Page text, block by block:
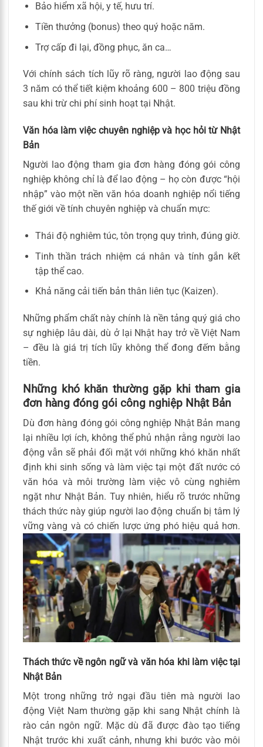
Bảo hiểm xã hội, y tế, hưu trí.
Tiền thưởng (bonus) theo quý hoặc năm.
Trợ cấp đi lại, đồng phục, ăn ca…
Với chính sách tích lũy rõ ràng, người lao động sau
3 năm có thể tiết kiệm khoảng 600 – 800 triệu đồng
sau khi trừ chi phí sinh hoạt tại Nhật.
Văn hóa làm việc chuyên nghiệp và học hỏi từ Nhật
Bản
Người lao động tham gia đơn hàng đóng gói công
nghiệp không chỉ là để lao động – họ còn được “hội
nhập” vào một nền văn hóa doanh nghiệp nổi tiếng
thế giới về tính chuyên nghiệp và chuẩn mực:
Thái độ nghiêm túc, tôn trọng quy trình, đúng giờ.
Tinh thần trách nhiệm cá nhân và tính gắn kết
tập thể cao.
Khả năng cải tiến bản thân liên tục (Kaizen).
Những phẩm chất này chính là nền tảng quý giá cho
sự nghiệp lâu dài, dù ở lại Nhật hay trở về Việt Nam
– đều là giá trị tích lũy không thể đong đếm bằng
tiền.
Những khó khăn thường gặp khi tham gia
đơn hàng đóng gói công nghiệp Nhật Bản
Dù đơn hàng đóng gói công nghiệp Nhật Bản mang
lại nhiều lợi ích, không thể phủ nhận rằng người lao
động vẫn sẽ phải đối mặt với những khó khăn nhất
định khi sinh sống và làm việc tại một đất nước có
văn hóa và môi trường làm việc vô cùng nghiêm
ngặt như Nhật Bản. Tuy nhiên, hiểu rõ trước những
thách thức này giúp người lao động chuẩn bị tâm lý
vững vàng và có chiến lược ứng phó hiệu quả hơn.
Thách thức về ngôn ngữ và văn hóa khi làm việc tại
Nhật Bản
Một trong những trở ngại đầu tiên mà người lao
động Việt Nam thường gặp khi sang Nhật chính là
rào cản ngôn ngữ. Mặc dù đã được đào tạo tiếng
Nhật trước khi xuất cảnh, nhưng khi bước vào môi